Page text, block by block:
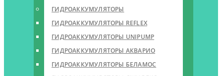
ГИДРОАККУМУЛЯТОРЫ
ГИДРОАККУМУЛЯТОРЫ REFLEX
ГИДРОАККУМУЛЯТОРЫ UNIPUMP
ГИДРОАККУМУЛЯТОРЫ АКВАРИО
ГИДРОАККУМУЛЯТОРЫ БЕЛАМОС